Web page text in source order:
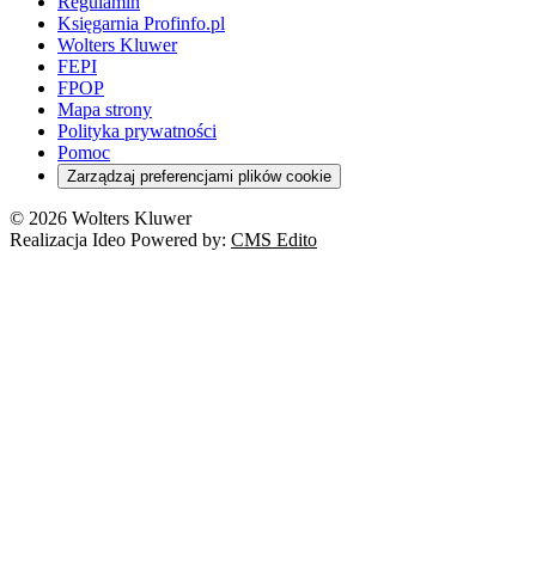
Księgarnia Profinfo.pl
Wolters Kluwer
FEPI
FPOP
Mapa strony
Polityka prywatności
Pomoc
Zarządzaj preferencjami plików cookie
© 2026 Wolters Kluwer
Realizacja Ideo Powered by: CMS Edito